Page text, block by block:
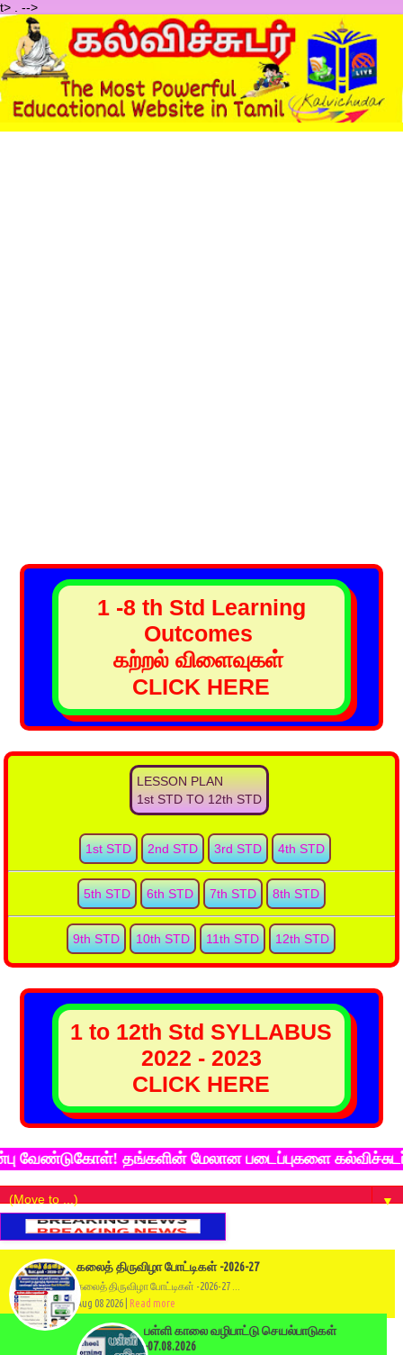
t> -->
1 -8 th Std Learning
Outcomes
கற்றல் விளைவுகள்
CLICK HERE
LESSON PLAN
1st STD TO 12th STD
1st STD 2nd STD 3rd STD 4th STD
5th STD 6th STD 7th STD 8th STD
9th STD 10th STD 11th STD 12th STD
1 to 12th Std SYLLABUS
2022 - 2023
CLICK HERE
தங்களின் மேலான படைப்புகளை கல்விச்சுடர்
▼
கலைத் திருவிழா போட்டிகள் -2026-27
கலைத் திருவிழா போட்டிகள் -2026-27 ...
Aug 08 2026 |
Read more
பள்ளி காலை வழிபாட்டு செயல்பாடுகள்
-07.08.2026